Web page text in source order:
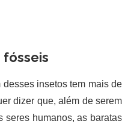
fósseis
insetos tem mais de
dizer que, além de serem
seres humanos, as baratas